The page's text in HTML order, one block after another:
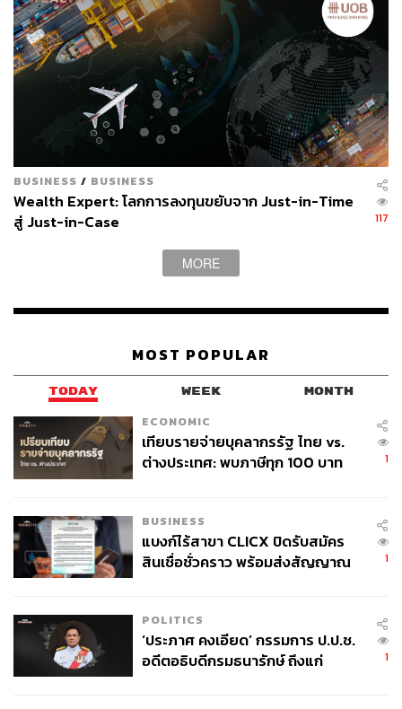
29
ABOUT THE AUTHOR
สำนักข่าวเศรษฐกิจ ธุรกิจ และการลงทุน โดย
ทีมข่าว THE STANDARD
BUSINESS / BUSINESS
Wealth Expert: โลกการลงทุนขยับจาก Just-in-Time
สู่ Just-in-Case
117
MORE
MOST POPULAR
TODAY WEEK MONTH
ECONOMIC
เทียบรายจ่ายบุคลากรรัฐ ไทย vs.
ต่างประเทศ: พบภาษีทุก 100 บาท
1
BUSINESS
แบงก์ไร้สาขา CLICX ปิดรับสมัคร
สินเชื่อชั่วคราว พร้อมส่งสัญญาณ
1
POLITICS
‘ประภาศ คงเอียด’ กรรมการ ป.ป.ช.
อดีตอธิบดีกรมธนารักษ์ ถึงแก่
1